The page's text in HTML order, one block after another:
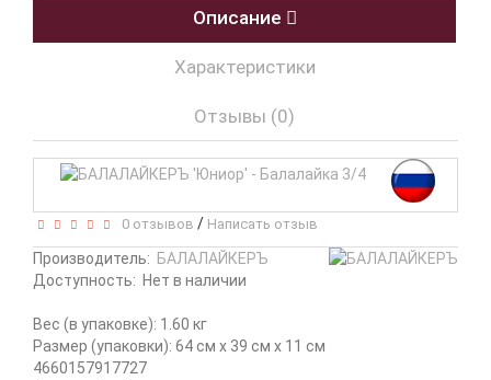
Описание
Характеристики
Отзывы (0)
0 отзывов / Написать отзыв
Производитель: БАЛАЛАЙКЕРЪ
Доступность: Нет в наличии
Вес (в упаковке): 1.60 кг
Размер (упаковки): 64 см x 39 см x 11 см
4660157917727